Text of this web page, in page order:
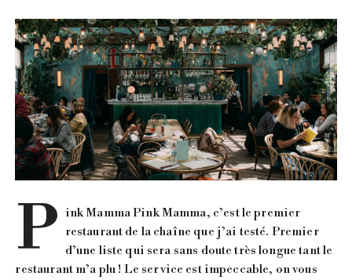
P ink Mamma Pink Mamma, c’est le premier
restaurant de la chaîne que j’ai testé. Premier
d’une liste qui sera sans doute très longue tant le
restaurant m’a plu ! Le service est impeccable, on vous